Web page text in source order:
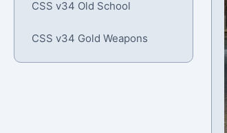
CSS v34 Old School
CSS v34 Gold Weapons